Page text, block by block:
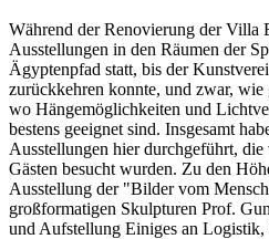
Während der Renovierung der Villa
Ausstellungen in den Räumen der
Ägyptenpfad statt, bis der
zurückkehren konnte, und zwar, wie
wo Hängemöglichkeiten und
bestens geeignet sind. Insgesamt
Ausstellungen hier durchgeführt,
Gästen besucht wurden. Zu den
Ausstellung der "Bilder vom
großformatigen Skulpturen Prof.
und Aufstellung Einiges an